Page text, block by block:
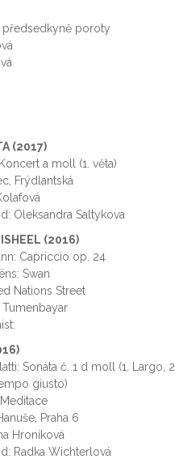
předsedkyně poroty
(2017)
a moll (1. věta)
Frýdlantská
Oleksandra Saltykova
(2016)
Capriccio op. 24
Swan
Nations Street
Tumenbayar
Sonáta č. 1 d moll (1. Largo, 2.
giusto)
Praha 6
Hroníková
Radka Wichterlová